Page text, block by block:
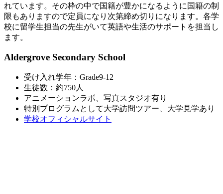
れています。その枠の中で国籍が豊かになるように国籍の制
限もありますので定員になり次第締め切りになります。各学
校に留学生担当の先生がいて英語や生活のサポートを担当し
ます。
Aldergrove Secondary School
受け入れ学年：Grade9-12
生徒数：約750人
アニメーションラボ、写真スタジオ有り
特別プログラムとして大学訪問ツアー、大学見学あり
学校オフィシャルサイト